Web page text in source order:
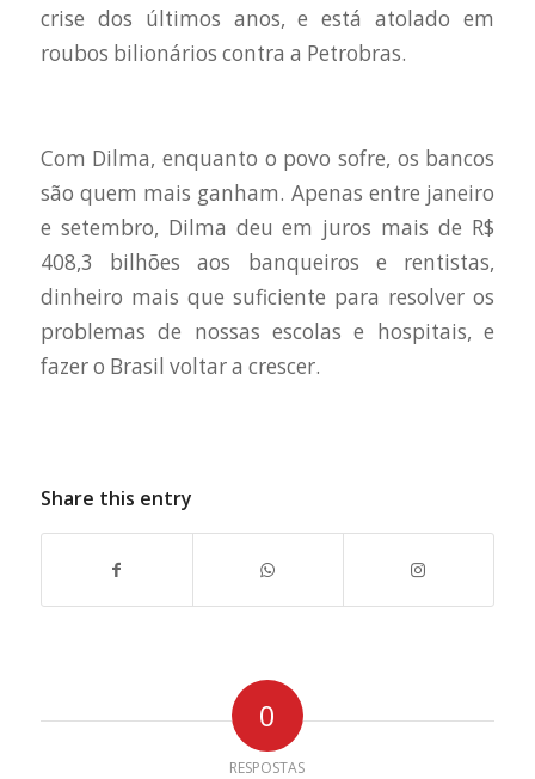
crise dos últimos anos, e está atolado em
roubos bilionários contra a Petrobras.
Com Dilma, enquanto o povo sofre, os bancos
são quem mais ganham. Apenas entre janeiro
e setembro, Dilma deu em juros mais de R$
408,3 bilhões aos banqueiros e rentistas,
dinheiro mais que suficiente para resolver os
problemas de nossas escolas e hospitais, e
fazer o Brasil voltar a crescer.
Share this entry
0
RESPOSTAS